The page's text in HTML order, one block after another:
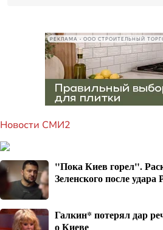
Новости СМИ2
"Пока Киев горел".
Зеленского после удара
Галкин* потерял дар
о Киеве